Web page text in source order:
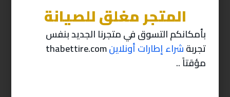
منتجات ذات صله
-10%
المتجر مغلق للصيانة
بأمكانكم التسوق في متجرنا الجديد بنفس
تجربةشراء إطارات أونلاينthabettire.com
مؤقتاً ..